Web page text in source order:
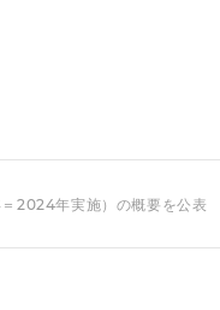
2024年実施）の概要を公表